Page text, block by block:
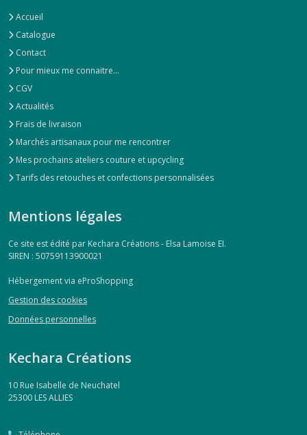
Accueil
Catalogue
Contact
Pour mieux me connaitre...
CGV
Actualités
Frais de livraison
Marchés artisanaux pour me rencontrer
Mes prochains ateliers couture et upcycling
Tarifs des retouches et confections personnalisées
Mentions légales
Ce site est édité par Kechara Créations - Elsa Lamoise EI.
SIREN : 50759113900021
Hébergement via eProShopping
Gestion des cookies
Données personnelles
Kechara Créations
10 Rue Isabelle de Neuchatel
25300 LES ALLIES